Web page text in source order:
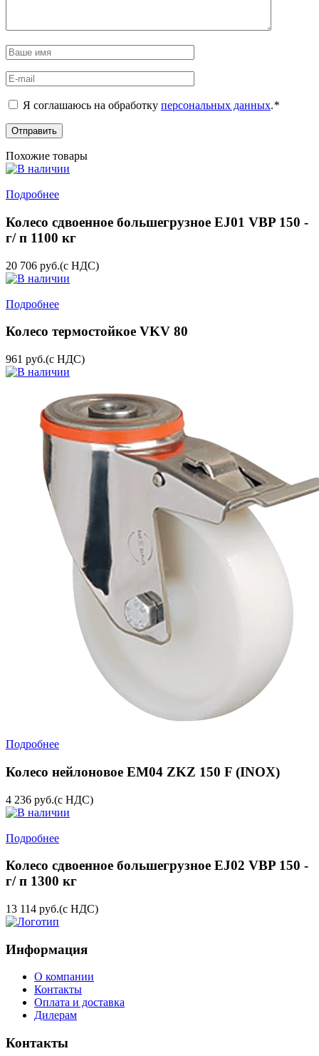
Я соглашаюсь на обработку персональных данных.*
Похожие товары
Подробнее
Колесо сдвоенное большегрузное EJ01 VBP 150 -
г/ п 1100 кг
20 706 руб.(с НДС)
Подробнее
Колесо термостойкое VKV 80
961 руб.(с НДС)
Подробнее
Колесо нейлоновое EM04 ZKZ 150 F (INOX)
4 236 руб.(с НДС)
Подробнее
Колесо сдвоенное большегрузное EJ02 VBP 150 -
г/ п 1300 кг
13 114 руб.(с НДС)
Информация
О компании
Контакты
Оплата и доставка
Дилерам
Контакты